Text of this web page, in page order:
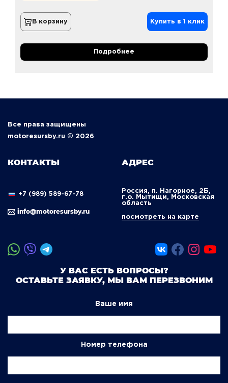
В корзину Купить в 1 клик
Подробнее
Все права защищены
motoresursby.ru © 2026
КОНТАКТЫ
+7 (989) 589-67-78
info@motoresursby.ru
АДРЕС
Россия, п. Нагорное, 2Б,
г.о. Мытищи, Московская
область
посмотреть на карте
У ВАС ЕСТЬ ВОПРОСЫ?
ОСТАВЬТЕ ЗАЯВКУ, МЫ ВАМ ПЕРЕЗВОНИМ
Ваше имя
Номер телефона